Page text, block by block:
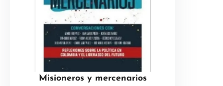
Misioneros y mercenarios